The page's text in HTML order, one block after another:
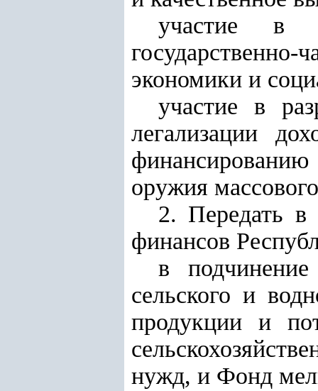
участие в
государственно-
экономики и
участие в
легализации
оружия
2. Передать в
финансов
в
сельского и
продукции и
нужд, и Фонд